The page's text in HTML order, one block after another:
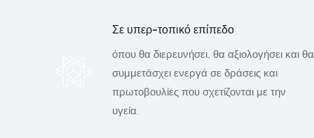
Σε υπερ-τοπικό επίπεδο
όπου θα διερευνήσει, θα αξιολογήσει και θα
συμμετάσχει ενεργά σε δράσεις και
πρωτοβουλίες που σχετίζονται με την
υγεία.